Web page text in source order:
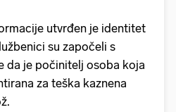
utvrđen je identitet
su započeli s
da je počinitelj osoba koja
za teška kaznena